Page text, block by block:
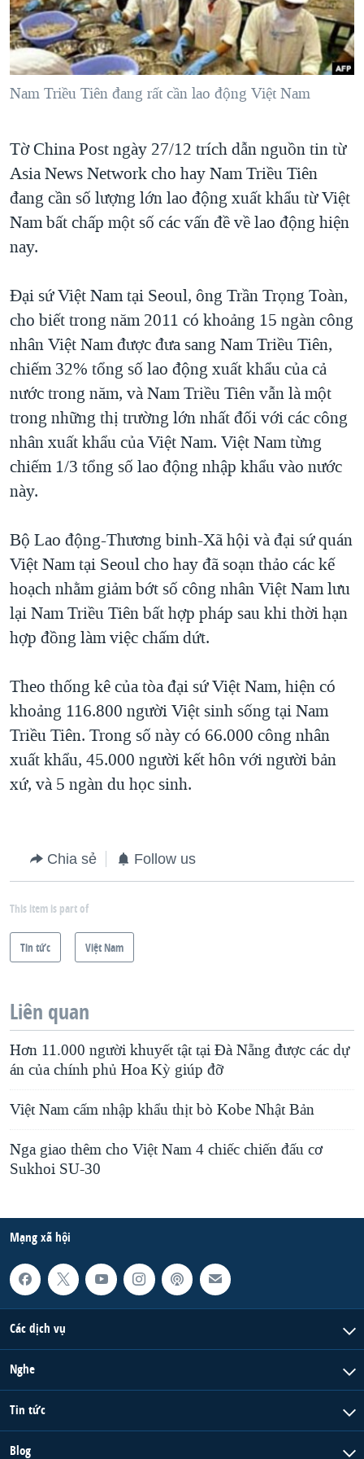
"Tìm"NGƯỜI VIỆT HẢI NGOẠI
ĐỜI SỐNG
KINH TẾ
THỂ THAO
GIÁO DỤC
TẠI
HÀNH TRÌNH BẦU CỬ 2024
MỘT NĂM CHIẾN TRANH TẠI DẢI GAZA
GIẢI MÃ VÀNH ĐAI & CON ĐƯỜNG
TRỊNH VĨNH BÌNH - NGƯỜI HẠ 'BÊN THẮNG CUỘC'
GROUND ZERO – XƯA VÀ NAY
CHI PHÍ CHIẾN TRANH AFGHANISTAN
TRỊNH VĨNH BÌNH VS. CHÍNH PHỦ VIỆT NAM
NGƯ DÂN VIỆT VÀ LÀN SÓNG TRỘM HẢI SÂM
BÊN KIA QUỐC LỘ: TIẾNG VỌNG TỪ NÔNG THÔN MỸ
QUAN HỆ VIỆT MỸ
VIDEO
NGHE
MẠNG XÃ HỘI
Ngôn ngữ khác
Nam Triều Tiên đang rất cần lao động Việt Nam
Tờ China Post ngày 27/12 trích dẫn nguồn tin từ
Asia News Network cho hay Nam Triều Tiên
đang cần số lượng lớn lao động xuất khẩu từ Việt
Nam bất chấp một số các vấn đề về lao động hiện
nay.
Đại sứ Việt Nam tại Seoul, ông Trần Trọng Toàn,
cho biết trong năm 2011 có khoảng 15 ngàn công
nhân Việt Nam được đưa sang Nam Triều Tiên,
chiếm 32% tổng số lao động xuất khẩu của cả
nước trong năm, và Nam Triều Tiên vẫn là một
trong những thị trường lớn nhất đối với các công
nhân xuất khẩu của Việt Nam. Việt Nam từng
chiếm 1/3 tổng số lao động nhập khẩu vào nước
này.
Bộ Lao động-Thương binh-Xã hội và đại sứ quán
Việt Nam tại Seoul cho hay đã soạn thảo các kế
hoạch nhằm giảm bớt số công nhân Việt Nam lưu
lại Nam Triều Tiên bất hợp pháp sau khi thời hạn
hợp đồng làm việc chấm dứt.
Theo thống kê của tòa đại sứ Việt Nam, hiện có
khoảng 116.800 người Việt sinh sống tại Nam
Triều Tiên. Trong số này có 66.000 công nhân
xuất khẩu, 45.000 người kết hôn với người bản
xứ, và 5 ngàn du học sinh.
Chia sẻ Follow us
This item is part of
Tin tức Việt Nam
Liên quan
Hơn 11.000 người khuyết tật tại Đà Nẵng được các dự
án của chính phủ Hoa Kỳ giúp đỡ
Việt Nam cấm nhập khẩu thịt bò Kobe Nhật Bản
Nga giao thêm cho Việt Nam 4 chiếc chiến đấu cơ
Sukhoi SU-30
Mạng xã hội
Các dịch vụ
Nghe
Tin tức
Blog